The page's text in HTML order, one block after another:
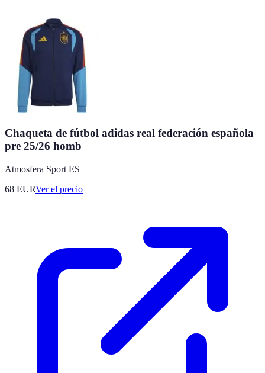
Chaqueta de fútbol adidas real federación española
pre 25/26 homb
Atmosfera Sport ES
68 EURVer el precio